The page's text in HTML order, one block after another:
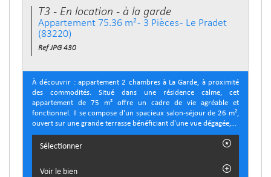
T3 - En location - à la garde
Appartement 75.36 m² - 3 Pièces - Le Pradet
(83220)
Ref JPG 430
À découvrir : appartement 2 chambres à La Garde, à proximité
des commodités. Situé dans une résidence calme, cet
appartement de 75 m² offre un cadre de vie agréable et
fonctionnel. Il se compose d'un spacieux salon-séjour de 26 m²,
ouvert sur une grande terrasse bénéficiant d'une vue dégagée,...
Sélectionner
Voir le bien